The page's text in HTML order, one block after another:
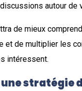
autour de
de mieux
et de multiplier les
intéressent.
stratégie